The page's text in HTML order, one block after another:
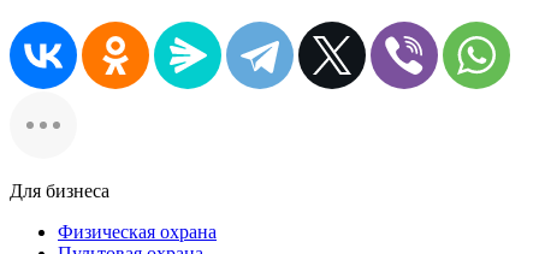
Для бизнеса
Физическая охрана